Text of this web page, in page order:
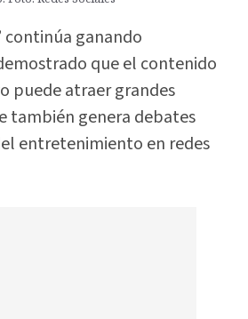
continúa ganando
que el contenido
puede atraer grandes
también genera debates
entretenimiento en redes